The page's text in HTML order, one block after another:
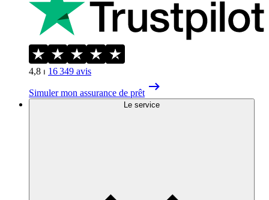
4,8 ⏐ 16 349 avis
Simuler mon assurance de prêt
Le service